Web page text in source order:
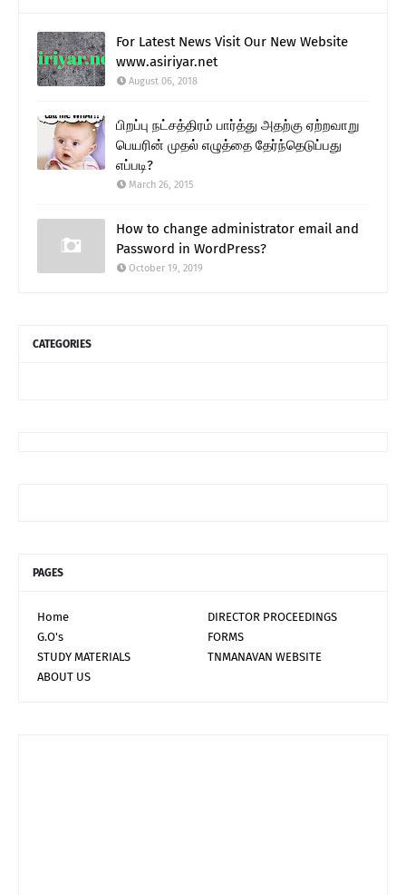
For Latest News Visit Our New Website
www.asiriyar.net
August 06, 2018
பிறப்பு நட்சத்திரம் பார்த்து அதற்கு ஏற்றவாறு
பெயரின் முதல் எழுத்தை தேர்ந்தெடுப்பது
எப்படி?
March 26, 2015
How to change administrator email and
Password in WordPress?
October 19, 2019
CATEGORIES
PAGES
Home
DIRECTOR PROCEEDINGS
G.O's
FORMS
STUDY MATERIALS
TNMANAVAN WEBSITE
ABOUT US